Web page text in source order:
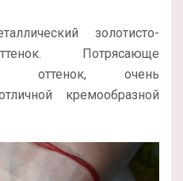
золотисто-
Потрясающе
оттенок, очень
кремообразной